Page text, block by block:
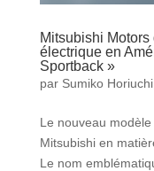
Mitsubishi
électrique en
Sportback »
par Sumiko Horiuchi
Le nouveau
Mitsubishi en
Le nom